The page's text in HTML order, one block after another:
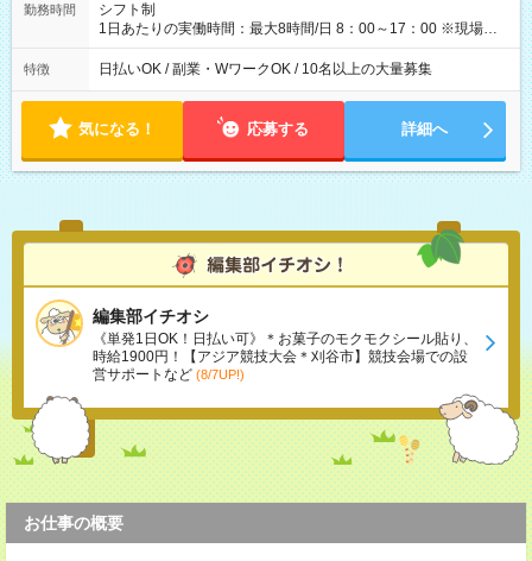
勤務時間
シフト制
1日あたりの実働時間：最大8時間/日 8：00～17：00 ※現場によ
っては多少時間は前後します ▶残業ほとんどなし！ ▶時間より
早く終わることの方が多いと思います。現場によっては午前中
望の方は夜勤（21:00～6:00）のお仕事も可能。
特徴 日払いOK / 副業・WワークOK / 10名以上の大量募集
気になる！ 応募する 詳細へ
編集部イチオシ
《単発1日OK！日払い可》＊お菓子のモクモクシール貼り、
時給1900円！【アジア競技大会＊刈谷市】競技会場での設
営サポートなど (8/7UP!)
お仕事の概要